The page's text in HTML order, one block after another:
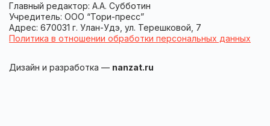
Главный редактор: А.А. Субботин
Учредитель: ООО “Тори-пресс”
Адрес: 670031 г. Улан-Удэ, ул. Терешковой, 7
Политика в отношении обработки персональных данных
Дизайн и разработка — nanzat.ru